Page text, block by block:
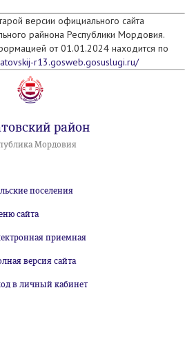
версии официального сайта
райнона Республики Мордовия.
от 01.01.2024 находится по
r13.gosweb.gosuslugi.ru/
район
Мордовия
поселения
сайта
приемная
версия сайта
в личный кабинет